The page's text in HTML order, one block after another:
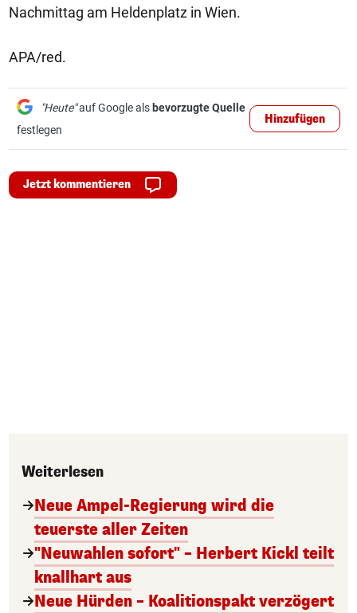
Nachmittag am Heldenplatz in Wien.
APA/red.
"Heute"auf Google als bevorzugte Quelle
festlegen
Hinzufügen
Jetzt kommentieren
Weiterlesen
Neue Ampel-Regierung wird die
teuerste aller Zeiten
"Neuwahlen sofort" – Herbert Kickl teilt
knallhart aus
Neue Hürden – Koalitionspakt verzögert